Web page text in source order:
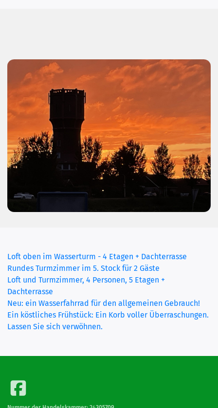
Loft oben im Wasserturm - 4 Etagen + Dachterrasse
Rundes Turmzimmer im 5. Stock für 2 Gäste
Loft und Turmzimmer, 4 Personen, 5 Etagen +
Dachterrasse
Neu: ein Wasserfahrrad für den allgemeinen Gebrauch!
Ein köstliches Frühstück: Ein Korb voller Überraschungen.
Lassen Sie sich verwöhnen.